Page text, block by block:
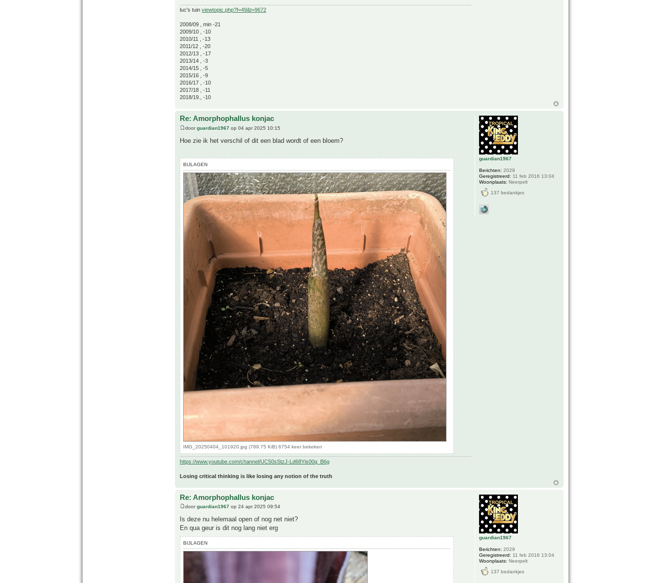
luc's tuin viewtopic.php?f=49&t=9672
2008/09 , min -21
2009/10 , -10
2010/11 , -13
2011/12 , -20
2012/13 , -17
2013/14 , -3
2014/15 , -5
2015/16 , -9
2016/17 , -10
2017/18 , -11
2018/19., -10
Re: Amorphophallus konjac
doorguardian1967 op 04 apr 2025 10:15
Hoe zie ik het verschil of dit een blad wordt of een bloem?
BIJLAGEN
IMG_20250404_101920.jpg (789.75 KiB) 6754 keer bekeken
https://www.youtube.com/channel/UC50sStzJ-Ld68Yis00q_B6g
Losing critical thinking is like losing any notion of the truth
guardian1967
Berichten: 2029
Geregistreerd: 11 feb 2016 13:04
Woonplaats: Neerpelt
137 bedankjes
Re: Amorphophallus konjac
doorguardian1967 op 24 apr 2025 09:54
Is deze nu helemaal open of nog net niet?
En qua geur is dit nog lang niet erg
BIJLAGEN
guardian1967
Berichten: 2029
Geregistreerd: 11 feb 2016 13:04
Woonplaats: Neerpelt
137 bedankjes